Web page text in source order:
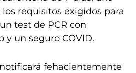
requisitos exigidos para
test de PCR con
y un seguro COVID.
fehacientemente